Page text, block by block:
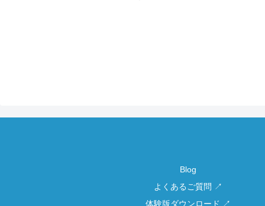
Blog
よくあるご質問 ↗
体験版ダウンロード ↗